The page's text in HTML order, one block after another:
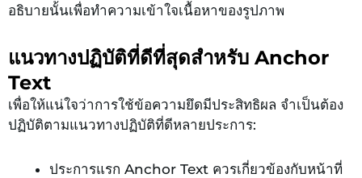
อธิบายนั้นเพื่อทำความเข้าใจเนื้อหาของรูปภาพ
แนวทางปฏิบัติที่ดีที่สุดสำหรับ Anchor
Text
เพื่อให้แน่ใจว่าการใช้ข้อความยึดมีประสิทธิผล จำเป็นต้อง
ปฏิบัติตามแนวทางปฏิบัติที่ดีหลายประการ:
ประการแรก Anchor Text ควรเกี่ยวข้องกับหน้าที่